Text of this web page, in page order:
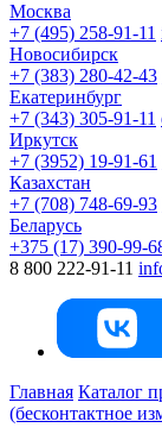
Москва
+7 (495) 258-91-11
Новосибирск
+7 (383) 280-42-43
Екатеринбург
+7 (343) 305-91-11
Иркутск
+7 (3952) 19-91-61
Казахстан
+7 (708) 748-69-93
Беларусь
+375 (17) 390-99-
8 800 222-91-11
Главная Каталог
(бесконтактное